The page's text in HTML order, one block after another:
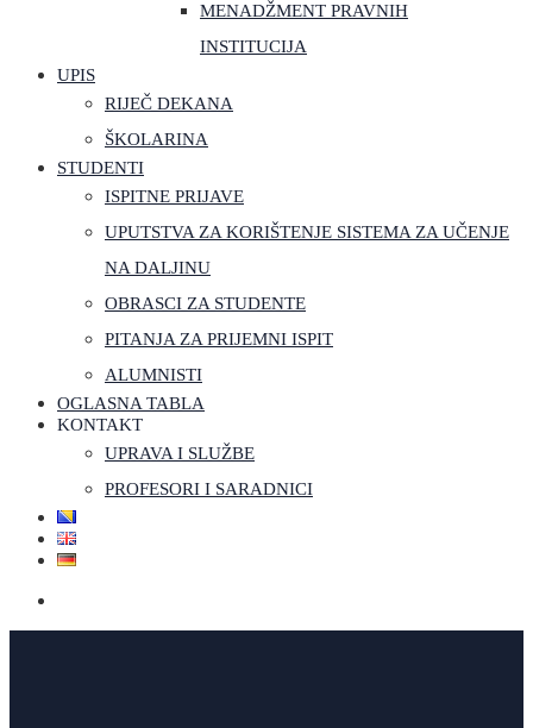
MENADŽMENT PRAVNIH
INSTITUCIJA
UPIS
RIJEČ DEKANA
ŠKOLARINA
STUDENTI
ISPITNE PRIJAVE
UPUTSTVA ZA KORIŠTENJE SISTEMA ZA UČENJE
NA DALJINU
OBRASCI ZA STUDENTE
PITANJA ZA PRIJEMNI ISPIT
ALUMNISTI
OGLASNA TABLA
KONTAKT
UPRAVA I SLUŽBE
PROFESORI I SARADNICI